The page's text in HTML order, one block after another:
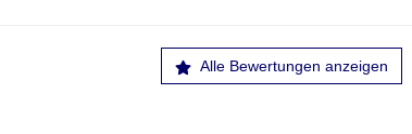
Alle Bewertungen anzeigen